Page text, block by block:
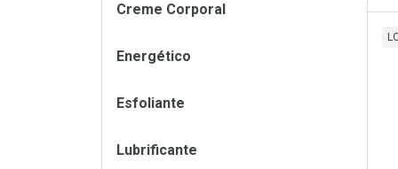
Creme Corporal
Energético
Esfoliante
Lubrificante